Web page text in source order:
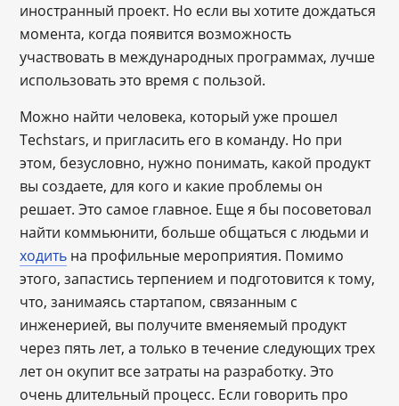
иностранный проект. Но если вы хотите дождаться
момента, когда появится возможность
участвовать в международных программах, лучше
использовать это время с пользой.
Можно найти человека, который уже прошел
Techstars, и пригласить его в команду. Но при
этом, безусловно, нужно понимать, какой продукт
вы создаете, для кого и какие проблемы он
решает. Это самое главное. Еще я бы посоветовал
найти коммьюнити, больше общаться с людьми и
ходить на профильные мероприятия. Помимо
этого, запастись терпением и подготовится к тому,
что, занимаясь стартапом, связанным с
инженерией, вы получите вменяемый продукт
через пять лет, а только в течение следующих трех
лет он окупит все затраты на разработку. Это
очень длительный процесс. Если говорить про